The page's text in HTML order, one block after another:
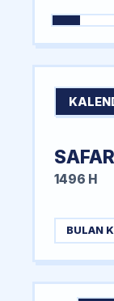
SAFAR
1496 H
BULAN